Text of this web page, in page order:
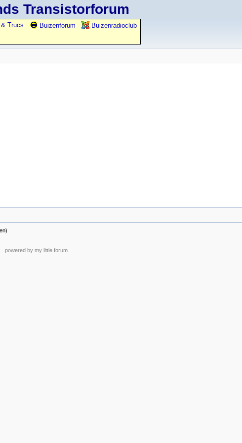
Transistorforum
Trucs Buizenforum
Buizenradioclub
powered by my little forum